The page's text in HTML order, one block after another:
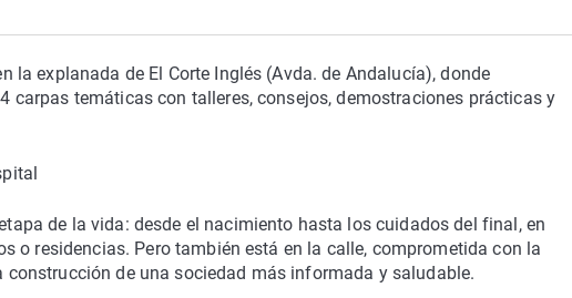
la explanada de El Corte Inglés (Avda. de Andalucía), donde
carpas temáticas con talleres, consejos, demostraciones prácticas y
de la vida: desde el nacimiento hasta los cuidados del final, en
o residencias. Pero también está en la calle, comprometida con la
de una sociedad más informada y saludable.